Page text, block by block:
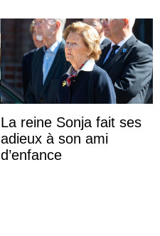
La reine Sonja fait ses
adieux à son ami
d’enfance